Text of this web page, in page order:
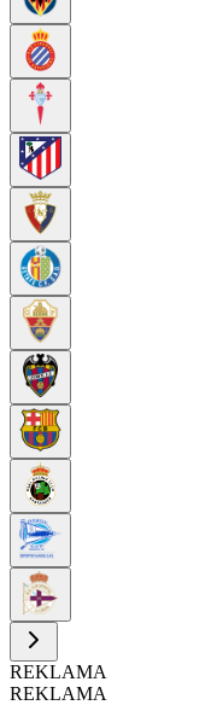
REKLAMA
REKLAMA